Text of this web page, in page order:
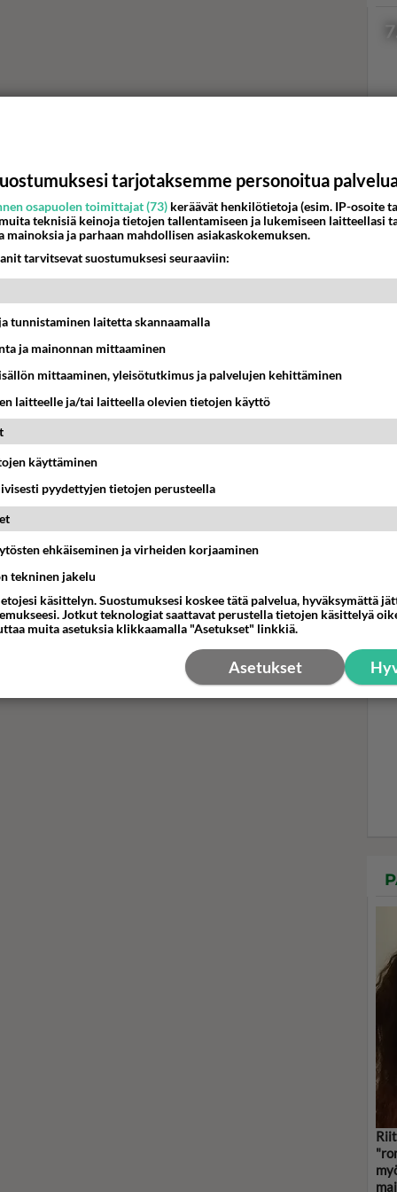
tarjotaksemme personoitua
osapuolen toimittajat (73) keräävät henkilötietoja (esim. IP-osoite
teknisiä keinoja tietojen tallentamiseen ja lukemiseen laitteellasi
ja parhaan mahdollisen asiakaskokemuksen.
tarvitsevat suostumuksesi seuraaviin:
tunnistaminen laitetta skannaamalla
ja mainonnan mittaaminen
mittaaminen, yleisötutkimus ja palvelujen kehittäminen
laitteelle ja/tai laitteella olevien tietojen käyttö
käyttäminen
pyydettyjen tietojen perusteella
ehkäiseminen ja virheiden korjaaminen
tekninen jakelu
käsittelyn. Suostumuksesi koskee tätä palvelua, hyväksymättä
Jotkut teknologiat saattavat perustella tietojen käsittelyä
muita asetuksia klikkaamalla "Asetukset" linkkiä.
Asetukset